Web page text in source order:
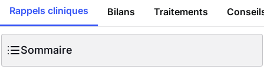
Rappels cliniques Bilans Traitements
Sommaire